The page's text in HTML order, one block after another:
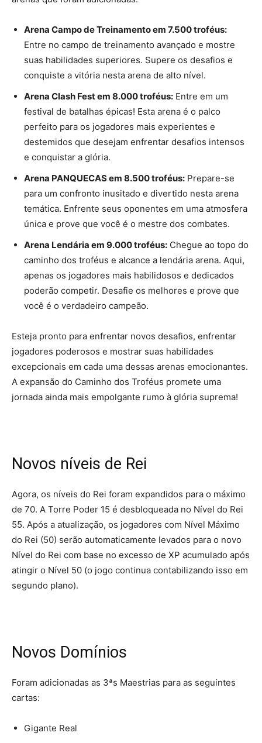
Arena Campo de Treinamento em 7.500 troféus:
Entre no campo de treinamento avançado e mostre
suas habilidades superiores. Supere os desafios e
conquiste a vitória nesta arena de alto nível.
Arena Clash Fest em 8.000 troféus: Entre em um
festival de batalhas épicas! Esta arena é o palco
perfeito para os jogadores mais experientes e
destemidos que desejam enfrentar desafios intensos
e conquistar a glória.
Arena PANQUECAS em 8.500 troféus: Prepare-se
para um confronto inusitado e divertido nesta arena
temática. Enfrente seus oponentes em uma atmosfera
única e prove que você é o mestre dos combates.
Arena Lendária em 9.000 troféus: Chegue ao topo do
caminho dos troféus e alcance a lendária arena. Aqui,
apenas os jogadores mais habilidosos e dedicados
poderão competir. Desafie os melhores e prove que
você é o verdadeiro campeão.
Esteja pronto para enfrentar novos desafios, enfrentar
jogadores poderosos e mostrar suas habilidades
excepcionais em cada uma dessas arenas emocionantes.
A expansão do Caminho dos Troféus promete uma
jornada ainda mais empolgante rumo à glória suprema!
Novos níveis de Rei
Agora, os níveis do Rei foram expandidos para o máximo
de 70. A Torre Poder 15 é desbloqueada no Nível do Rei
55. Após a atualização, os jogadores com Nível Máximo
do Rei (50) serão automaticamente levados para o novo
Nível do Rei com base no excesso de XP acumulado após
atingir o Nível 50 (o jogo continua contabilizando isso em
segundo plano).
Novos Domínios
Foram adicionadas as 3ªs Maestrias para as seguintes
cartas:
Gigante Real